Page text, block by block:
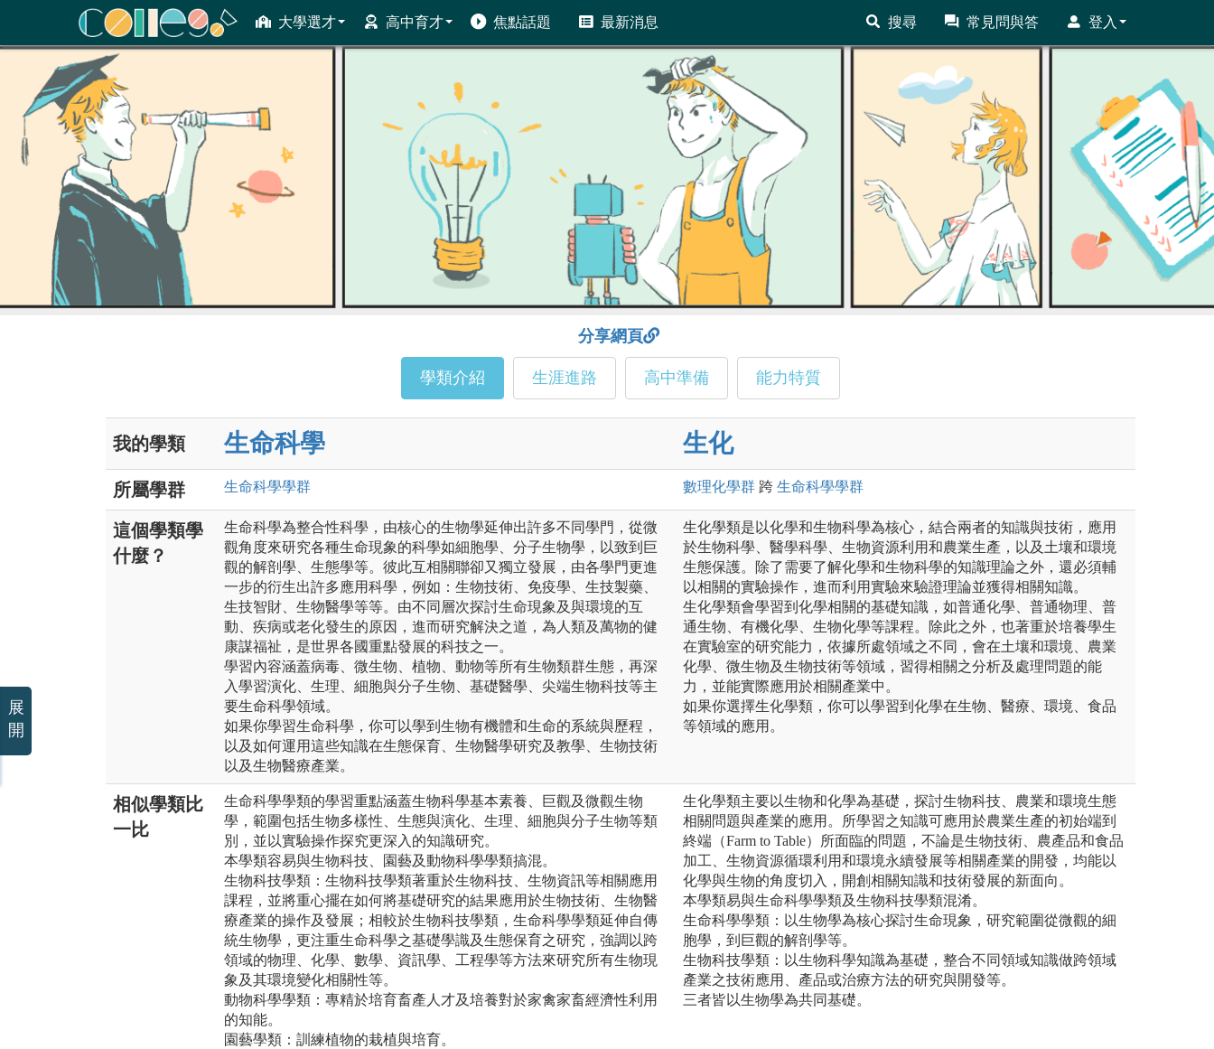
大學選才 高中育才 焦點話題 最新消息 搜尋 常見問與答 登入
ColleGo! 大學選才與高中育才輔助系統
分享網頁
學類介紹 生涯進路 高中準備 能力特質
我的學類 生命科學 生化
所屬學群 生命科學學群 數理化學群 跨 生命科學學群
這個學類學
什麼？
生命科學為整合性科學，由核心的生物學延伸出許多不同學門，從微
觀角度來研究各種生命現象的科學如細胞學、分子生物學，以致到巨
觀的解剖學、生態學等。彼此互相關聯卻又獨立發展，由各學門更進
一步的衍生出許多應用科學，例如：生物技術、免疫學、生技製藥、
生技智財、生物醫學等等。由不同層次探討生命現象及與環境的互
動、疾病或老化發生的原因，進而研究解決之道，為人類及萬物的健
康謀福祉，是世界各國重點發展的科技之一。
學習內容涵蓋病毒、微生物、植物、動物等所有生物類群生態，再深
入學習演化、生理、細胞與分子生物、基礎醫學、尖端生物科技等主
要生命科學領域。
如果你學習生命科學，你可以學到生物有機體和生命的系統與歷程，
以及如何運用這些知識在生態保育、生物醫學研究及教學、生物技術
以及生物醫療產業。
生化學類是以化學和生物科學為核心，結合兩者的知識與技術，應用
於生物科學、醫學科學、生物資源利用和農業生產，以及土壤和環境
生態保護。除了需要了解化學和生物科學的知識理論之外，還必須輔
以相關的實驗操作，進而利用實驗來驗證理論並獲得相關知識。
生化學類會學習到化學相關的基礎知識，如普通化學、普通物理、普
通生物、有機化學、生物化學等課程。除此之外，也著重於培養學生
在實驗室的研究能力，依據所處領域之不同，會在土壤和環境、農業
化學、微生物及生物技術等領域，習得相關之分析及處理問題的能
力，並能實際應用於相關產業中。
如果你選擇生化學類，你可以學習到化學在生物、醫療、環境、食品
等領域的應用。
相似學類比
一比
生命科學學類的學習重點涵蓋生物科學基本素養、巨觀及微觀生物
學，範圍包括生物多樣性、生態與演化、生理、細胞與分子生物等類
別，並以實驗操作探究更深入的知識研究。
本學類容易與生物科技、園藝及動物科學學類搞混。
生物科技學類：生物科技學類著重於生物科技、生物資訊等相關應用
課程，並將重心擺在如何將基礎研究的結果應用於生物技術、生物醫
療產業的操作及發展；相較於生物科技學類，生命科學學類延伸自傳
統生物學，更注重生命科學之基礎學識及生態保育之研究，強調以跨
領域的物理、化學、數學、資訊學、工程學等方法來研究所有生物現
象及其環境變化相關性等。
動物科學學類：專精於培育畜產人才及培養對於家禽家畜經濟性利用
的知能。
園藝學類：訓練植物的栽植與培育。
生化學類主要以生物和化學為基礎，探討生物科技、農業和環境生態
相關問題與產業的應用。所學習之知識可應用於農業生產的初始端到
終端（Farm to Table）所面臨的問題，不論是生物技術、農產品和食品
加工、生物資源循環利用和環境永續發展等相關產業的開發，均能以
化學與生物的角度切入，開創相關知識和技術發展的新面向。
本學類易與生命科學學類及生物科技學類混淆。
生命科學學類：以生物學為核心探討生命現象，研究範圍從微觀的細
胞學，到巨觀的解剖學等。
生物科技學類：以生物科學知識為基礎，整合不同領域知識做跨領域
產業之技術應用、產品或治療方法的研究與開發等。
三者皆以生物學為共同基礎。
展
開